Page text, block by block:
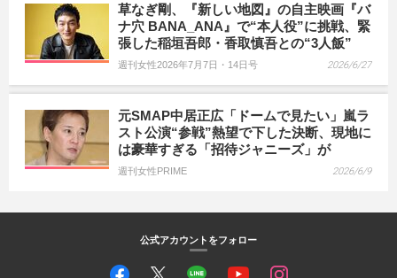
草なぎ剛、『新しい地図』の自主映画『バ
ナ穴 BANA_ANA』で“本人役”に挑戦、緊
張した稲垣吾郎・香取慎吾との“3人飯”
週刊女性2026年7月7日・14日号 2026/6/27
元SMAP中居正広「ドームで見たい」嵐ラ
スト公演“参戦”熱望で下した決断、現地に
は豪華すぎる「招待ジャニーズ」が
週刊女性PRIME 2026/6/9
公式アカウントをフォロー